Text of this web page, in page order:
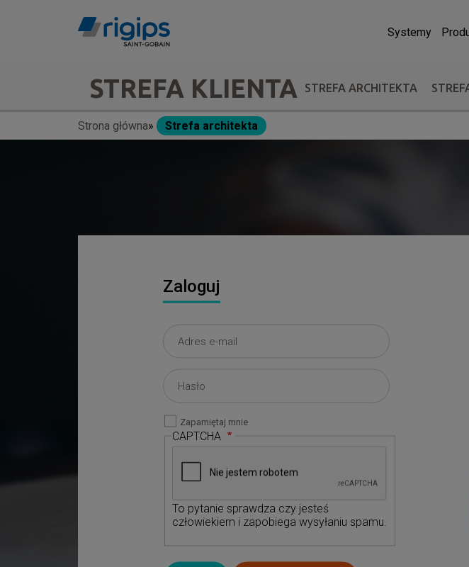
Systemy
navigation
-
STREFA KLIENTA STREFA ARCHITEKTA
Ścieżka
Strona główna Strefa architekta
Zaloguj
Zapamiętaj mnie
CAPTCHA
To pytanie sprawdza czy jesteś
człowiekiem i zapobiega wysyłaniu spamu.